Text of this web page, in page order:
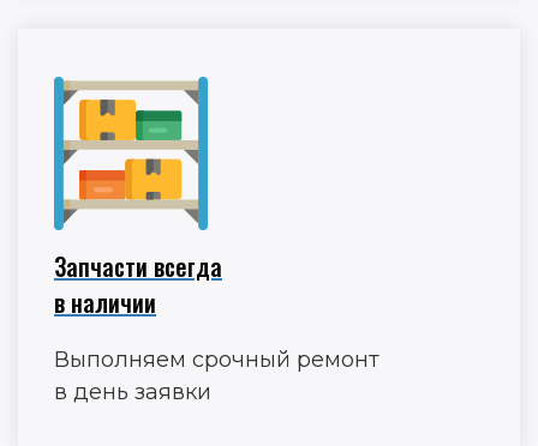
Запчасти всегда
в наличии
Выполняем срочный ремонт
в день заявки